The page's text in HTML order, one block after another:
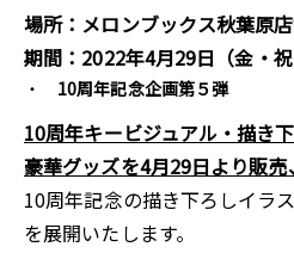
場所：メロンブックス秋葉原
期間：2022年4月29日（金・
10周年記念企画第５弾
10周年キービジュアル・描き
豪華グッズを4月29日より販売
10周年記念の描き下ろしイラ
を展開いたします。